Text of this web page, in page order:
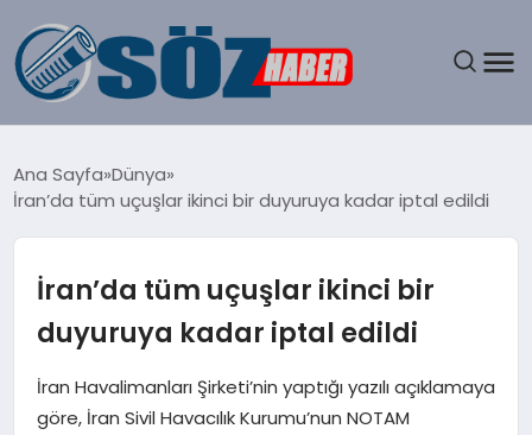
MAGAZIN
EKONOMI
Ana Sayfa Dünya
İran’da tüm uçuşlar ikinci bir duyuruya kadar iptal edildi
İran’da tüm uçuşlar ikinci bir
duyuruya kadar iptal edildi
İran Havalimanları Şirketi’nin yaptığı yazılı açıklamaya
göre, İran Sivil Havacılık Kurumu’nun NOTAM